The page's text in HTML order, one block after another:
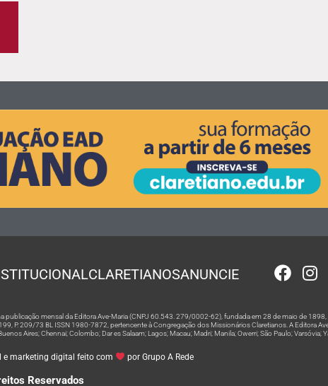
CLARETIANOSANUNCIE
publicação mensal da Editora Ave-Maria (CNPJ 60.543. 279/0002-62), fundada em 28 de maio de
P. 209/73 BL ISSN 1980-7872, pertencente à Congregação dos Missionários Claretianos. A Editora
Aires; Chennai; Colombo; Dar es Salaam; Lagos; Macau; Madri; Manila; Owerri; São Paulo; Varsóvia;
e marketing digital feito com por Grupo A Rede
Reservados